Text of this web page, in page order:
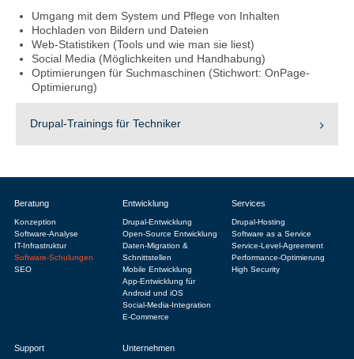
Umgang mit dem System und Pflege von Inhalten
Hochladen von Bildern und Dateien
Web-Statistiken (Tools und wie man sie liest)
Social Media (Möglichkeiten und Handhabung)
Optimierungen für Suchmaschinen (Stichwort: OnPage-
Optimierung)
Drupal-Trainings für Techniker
Beratung
Konzeption
Software-Analyse
IT-Infrastruktur
Software-Schulungen
SEO
Entwicklung
Drupal-Entwicklung
Open-Source Entwicklung
Daten-Migration &
Schnittstellen
Mobile Entwicklung
App-Entwicklung für
Android und iOS
Social-Media-Integration
E-Commerce
Services
Drupal-Hosting
Software as a Service
Service-Level-Agreement
Performance-Optimierung
High Security
Support Unternehmen